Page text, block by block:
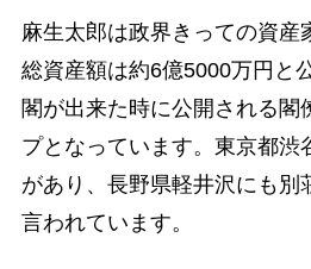
麻生太郎は政界きっての資産
総資産額は約6億5000万円と
閣が出来た時に公開される閣
プとなっています。東京都渋
があり、長野県軽井沢にも別
言われています。